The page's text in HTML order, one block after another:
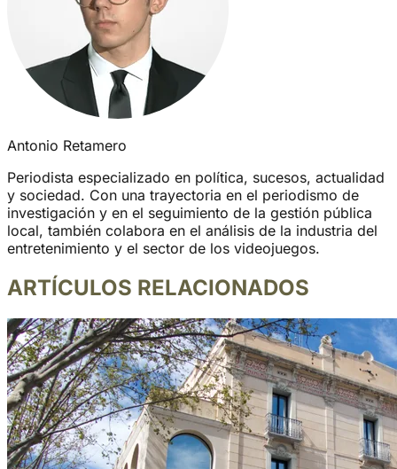
Antonio Retamero
Periodista especializado en política, sucesos, actualidad
y sociedad. Con una trayectoria en el periodismo de
investigación y en el seguimiento de la gestión pública
local, también colabora en el análisis de la industria del
entretenimiento y el sector de los videojuegos.
ARTÍCULOS RELACIONADOS